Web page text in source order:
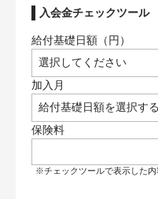
入会金チェックツール
給付基礎日額（円）
加入月
保険料
※チェックツールで表示した